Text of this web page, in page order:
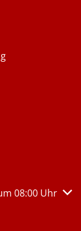
08:00 Uhr